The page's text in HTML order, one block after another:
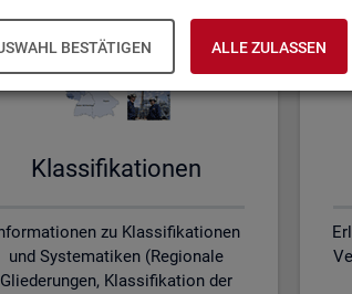
BESTÄTIGEN ALLE ZULASSEN
Klas­si­fi­ka­tio­nen
zu Klassifikationen
und Systematiken (Regionale
Gliederungen, Klassifikation der